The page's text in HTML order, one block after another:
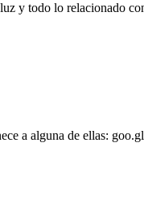
y todo lo relacionado
a alguna de ellas: